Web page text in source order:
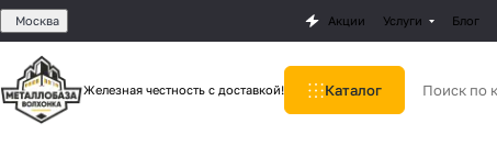
Москва Акции Услуги Блог
Железная честность с доставкой! Каталог